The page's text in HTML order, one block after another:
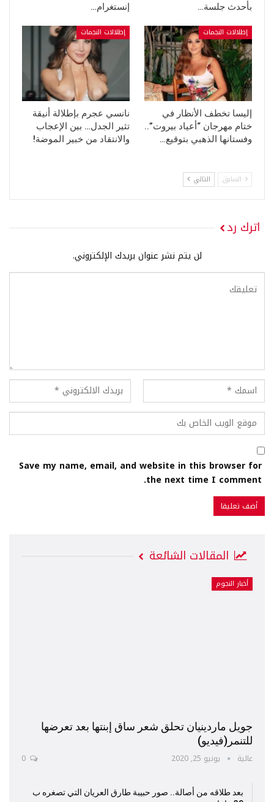
بأحدث جلسة…
إنستغرام…
إطلالات النجمات
إليسا تخطف الأنظار في
ختام مهرجان “أعياد بيروت”..
وفستانها الذهبي بتوقيع…
إطلالات النجمات
نانسي عجرم بإطلالة أنيقة
تثير الجدل… بين الإعجاب
والانتقاد من خبير الموضة!
السابق التالي
اترك رد
لن يتم نشر عنوان بريدك الإلكتروني.
Save my name, email, and website in this browser for
the next time I comment.
المقالات الشائعة
أخبار النجوم
جويل ماردينيان تحلق شعر ساق إبنتها بعد تعرضها
للتنمر(فيديو)
عالية يونيو 25, 2020
بعد طلاقه من أصالة.. صور حبيبة طارق العريان التي تصغره ب